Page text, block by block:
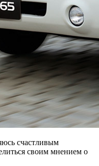
счастливым
своим мнением о